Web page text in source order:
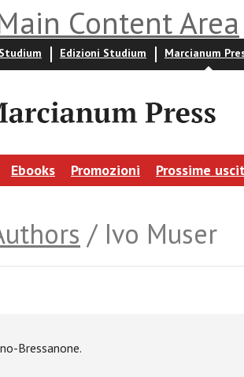
Content Area
Edizioni Studium Marcianum
Ebooks Promozioni Prossime
/ Ivo Muser
Bressanone.